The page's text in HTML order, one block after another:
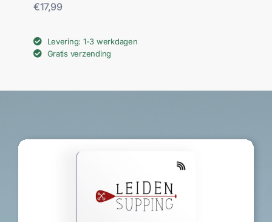
€17,99
Levering: 1-3 werkdagen
Gratis verzending